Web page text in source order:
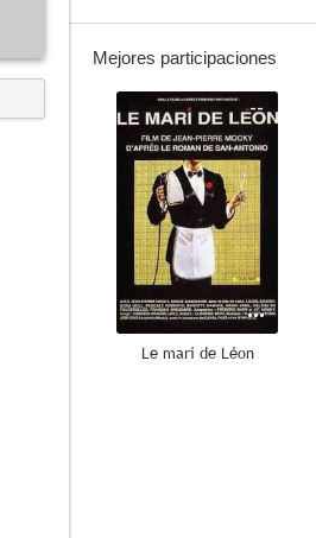
Mejores participaciones
--
Le mari de Léon